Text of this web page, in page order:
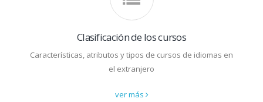
Clasificación de los cursos
Características, atributos y tipos de cursos de idiomas en
el extranjero
ver más